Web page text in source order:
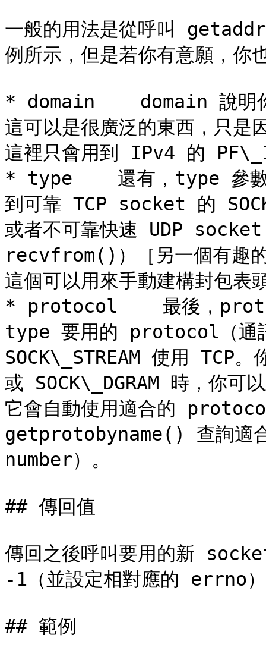
一般的用法是從呼叫
例所示，但是若你有意願，你
* domain    domain 說明
這可以是很廣泛的東西，只
這裡只會用到 IPv4 的
* type    還有，type 參數可
到可靠 TCP socket 的
或者不可靠快速 UDP
recvfrom()）［另一個有趣
這個可以用來手動建構封包表
* protocol    最後，
type 要用的 protocol（通訊
SOCK\_STREAM 使用 TCP。
或 SOCK\_DGRAM 時，你
它會自動使用適合的
getprotobyname() 查詢適
number）。
## 傳回值
傳回之後呼叫要用的新
-1（並設定相對應的 errno）
## 範例